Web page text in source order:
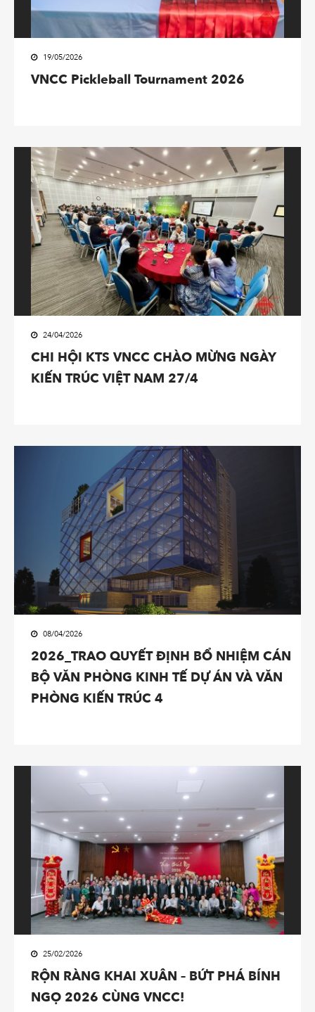
19/05/2026
VNCC Pickleball Tournament 2026
24/04/2026
CHI HỘI KTS VNCC CHÀO MỪNG NGÀY
KIẾN TRÚC VIỆT NAM 27/4
08/04/2026
2026_TRAO QUYẾT ĐỊNH BỔ NHIỆM CÁN
BỘ VĂN PHÒNG KINH TẾ DỰ ÁN VÀ VĂN
PHÒNG KIẾN TRÚC 4
25/02/2026
RỘN RÀNG KHAI XUÂN – BỨT PHÁ BÍNH
NGỌ 2026 CÙNG VNCC!